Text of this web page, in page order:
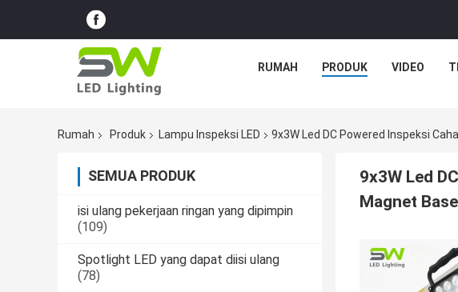
RUMAH PRODUK VIDEO
Rumah Produk Lampu Inspeksi LED 9x3W Led DC Powered Inspeksi
SEMUA PRODUK
isi ulang pekerjaan ringan yang dipimpin
(109)
Spotlight LED yang dapat diisi ulang
(78)
9x3W Led
Magnet Base